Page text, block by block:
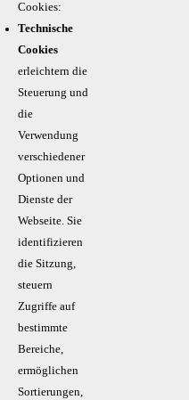
Cookies:
Technische
Cookies
erleichtern die
Steuerung und
die
Verwendung
verschiedener
Optionen und
Dienste der
Webseite. Sie
identifizieren
die Sitzung,
steuern
Zugriffe auf
bestimmte
Bereiche,
ermöglichen
Sortierungen,